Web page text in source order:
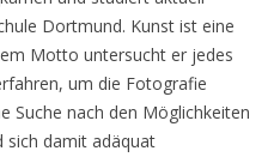
Dortmund. Kunst ist eine
Motto untersucht er jedes
um die Fotografie
Suche nach den Möglichkeiten
sich damit adäquat